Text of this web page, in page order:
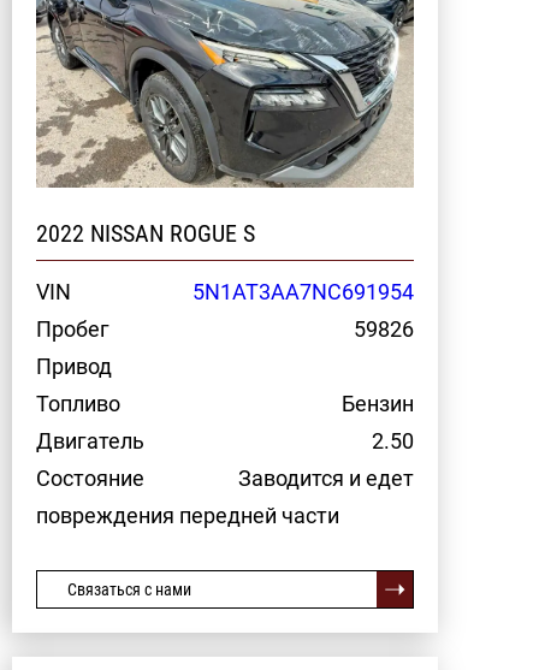
2022 NISSAN ROGUE S
VIN
5N1AT3AA7NC691954
Пробег
59826
Привод
Топливо
Бензин
Двигатель
2.50
Состояние
Заводится и едет
повреждения передней части
Связаться с нами